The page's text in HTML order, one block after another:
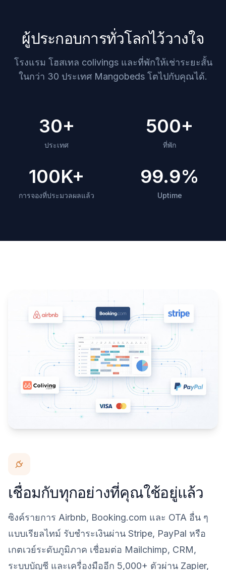
ผู้ประกอบการทั่วโลกไว้วางใจ
โรงแรม โฮสเทล colivings และที่พักให้เช่าระยะสั้น
ในกว่า 30 ประเทศ Mangobeds โตไปกับคุณได้.
30+
ประเทศ
500+
ที่พัก
100K+
การจองที่ประมวลผลแล้ว
99.9%
Uptime
เชื่อมกับทุกอย่างที่คุณใช้อยู่แล้ว
ซิงค์รายการ Airbnb, Booking.com และ OTA อื่น ๆ
แบบเรียลไทม์ รับชำระเงินผ่าน Stripe, PayPal หรือ
เกตเวย์ระดับภูมิภาค เชื่อมต่อ Mailchimp, CRM,
ระบบบัญชี และเครื่องมืออีก 5,000+ ตัวผ่าน Zapier,